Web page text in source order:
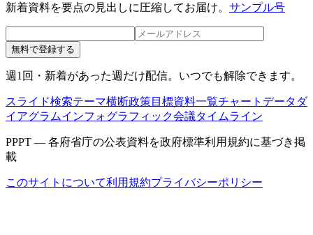
新着資料を要点の見出しに圧縮してお届け。 サンプル号
無料で登録する
週1回・新着があった週だけ配信。いつでも解除できます。
スライド検索テーマ横断政策目標資料一覧チャートデータ ダ
イアグラムインフォグラフィック会議タイムライン
PPPT — 各府省庁の公表資料を政府標準利用規約に基づき掲
載
このサイトについて利用規約プライバシーポリシー